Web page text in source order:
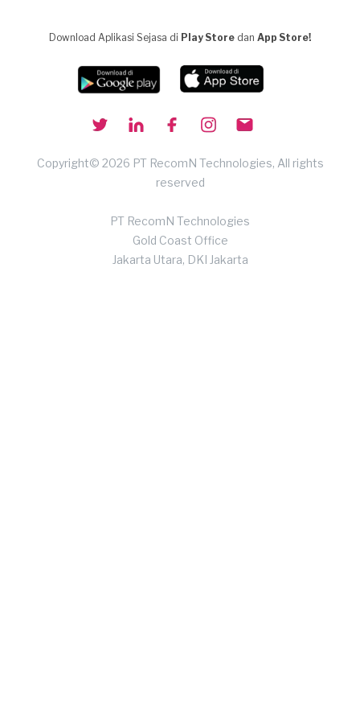
Download Aplikasi Sejasa di Play Store dan App Store!
Copyright© 2026 PT RecomN Technologies, All rights
reserved
PT RecomN Technologies
Gold Coast Office
Jakarta Utara, DKI Jakarta